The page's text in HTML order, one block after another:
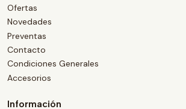
Ofertas
Novedades
Preventas
Contacto
Condiciones Generales
Accesorios
Información